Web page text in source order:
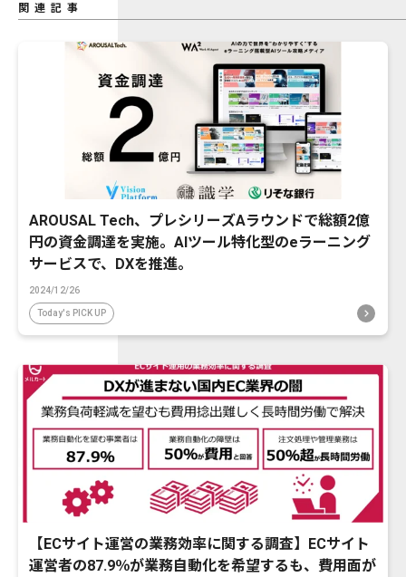
関連記事
AROUSAL Tech、プレシリーズAラウンドで総額2億
円の資金調達を実施。AIツール特化型のeラーニング
サービスで、DXを推進。
2024/12/26
Today's PICK UP
【ECサイト運営の業務効率に関する調査】ECサイト
運営者の87.9％が業務自動化を希望するも、費用面が